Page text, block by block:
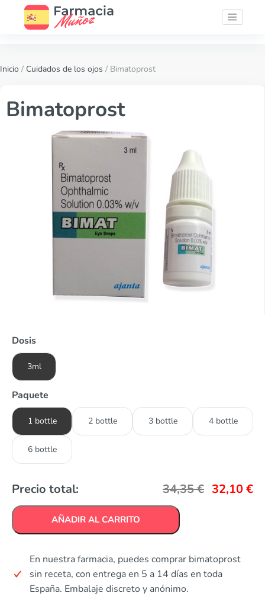
Inicio / Cuidados de los ojos / Bimatoprost
Bimatoprost
Dosis
3ml
Paquete
1 bottle 2 bottle 3 bottle 4 bottle
6 bottle
Precio total: 34,35€ 32,10€
AÑADIR AL CARRITO
En nuestra farmacia, puedes comprar bimatoprost
sin receta, con entrega en 5 a 14 días en toda
España. Embalaje discreto y anónimo.